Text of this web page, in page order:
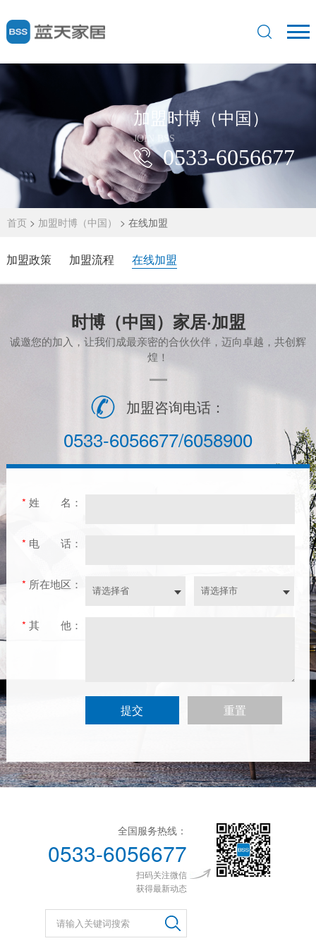
加盟时博（中国）
JOIN BSS
0533-6056677
首页 > 加盟时博（中国） >在线加盟
加盟政策 加盟流程 在线加盟
时博（中国）家居·加盟
诚邀您的加入，让我们成最亲密的合伙伙伴，迈向卓越，共创辉
煌！
加盟咨询电话：
0533-6056677/6058900
* 姓 名：
* 电 话：
* 所在地区：
* 其 他：
全国服务热线：
0533-6056677
扫码关注微信
获得最新动态